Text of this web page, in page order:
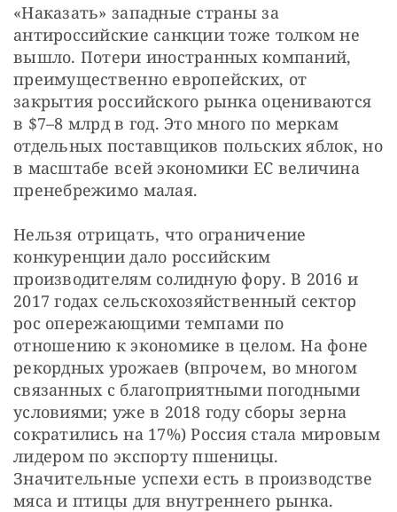
«Наказать» западные страны за
антироссийские санкции тоже толком не
вышло. Потери иностранных компаний,
преимущественно европейских, от
закрытия российского рынка оцениваются
в $7–8 млрд в год. Это много по меркам
отдельных поставщиков польских яблок, но
в масштабе всей экономики ЕС величина
пренебрежимо малая.
Нельзя отрицать, что ограничение
конкуренции дало российским
производителям солидную фору. В 2016 и
2017 годах сельскохозяйственный сектор
рос опережающими темпами по
отношению к экономике в целом. На фоне
рекордных урожаев (впрочем, во многом
связанных с благоприятными погодными
условиями; уже в 2018 году сборы зерна
сократились на 17%) Россия стала мировым
лидером по экспорту пшеницы.
Значительные успехи есть в производстве
мяса и птицы для внутреннего рынка.